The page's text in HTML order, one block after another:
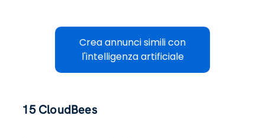
Crea annunci simili con
l'intelligenza artificiale
15CloudBees